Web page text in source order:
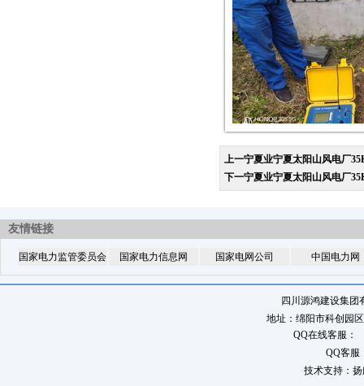
上一宁夏业宁夏太阳山风电厂
下一宁夏业宁夏太阳山风电厂
友情链接
国家电力监管委员会 国家电力信息网 国家电网公司 中国电力网
四川源鸿建设集
地址：绵阳市科创园
QQ在线客服：
QQ客服
技术支持：